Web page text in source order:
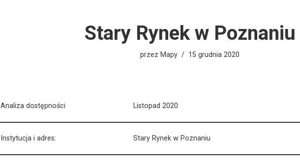
Stary Rynek w Poznaniu
przez Mapy 15 grudnia 2020
Analiza dostępności Listopad 2020
Instytucja i adres: Stary Rynek w Poznaniu